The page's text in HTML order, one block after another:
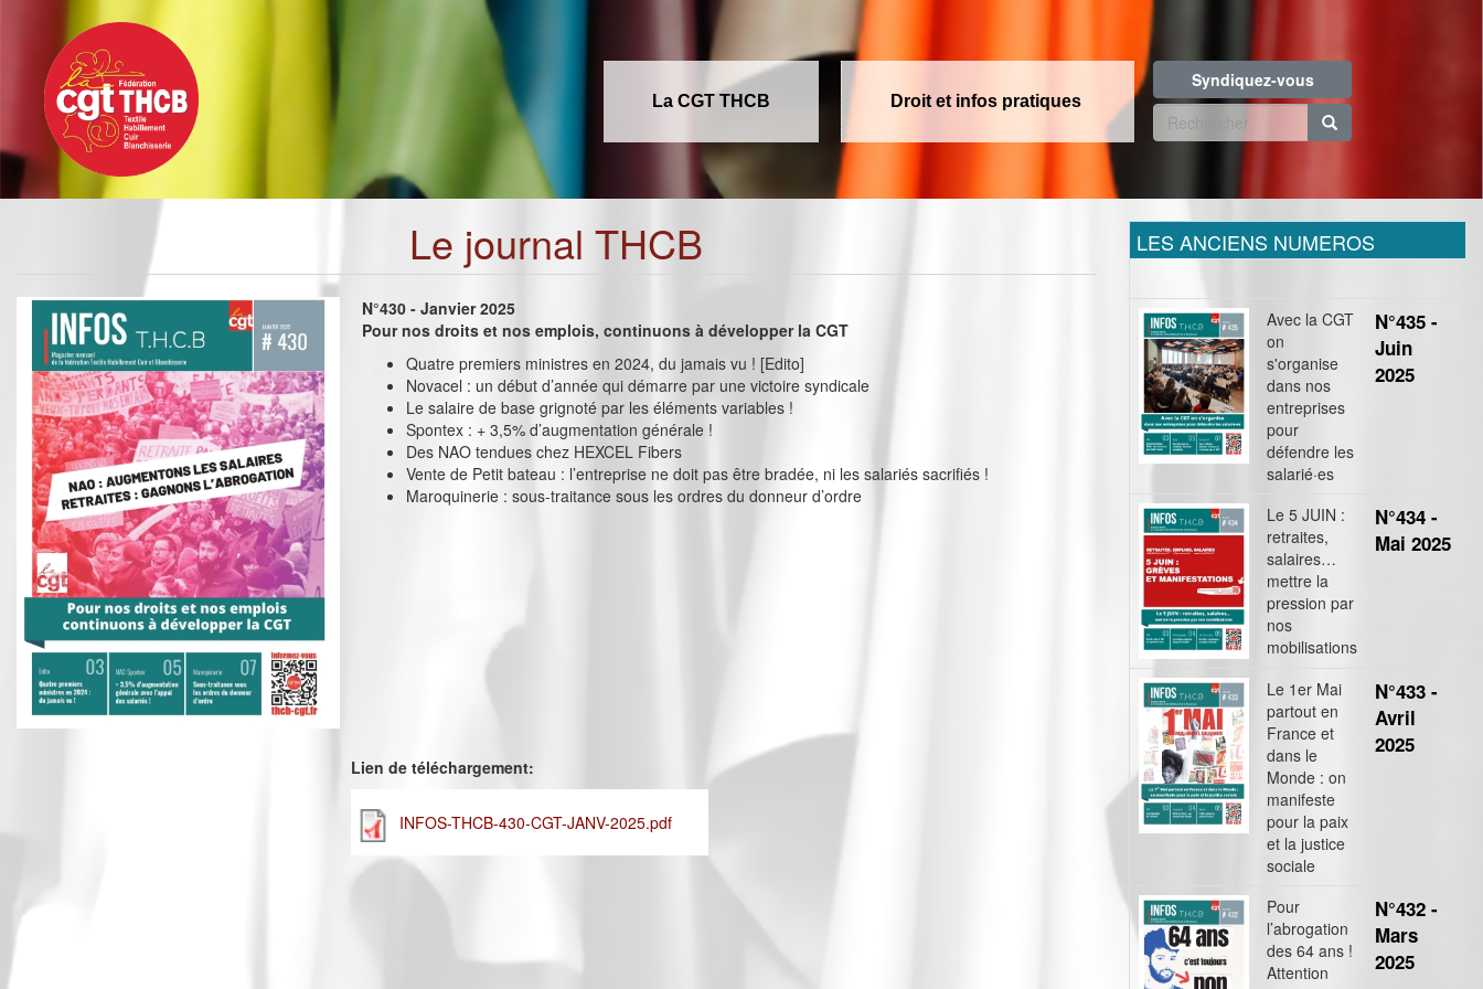
contenu
principal
La CGT THCB Droit et infos pratiques
Syndiquez-vous
Formulaire
recherche
Le journal THCB
N°430 - Janvier 2025
Pour nos droits et nos emplois, continuons à développer la CGT
Quatre premiers ministres en 2024, du jamais vu ! [Edito]
Novacel : un début d’année qui démarre par une victoire syndicale
Le salaire de base grignoté par les éléments variables !
Spontex : + 3,5% d’augmentation générale !
Des NAO tendues chez HEXCEL Fibers
Vente de Petit bateau : l’entreprise ne doit pas être bradée, ni les salariés sacrifiés !
Maroquinerie : sous-traitance sous les ordres du donneur d’ordre
Lien de téléchargement:
INFOS-THCB-430-CGT-JANV-2025.pdf
LES ANCIENS NUMEROS
Avec la CGT
on
s'organise
dans nos
entreprises
pour
défendre les
salarié·es
N°435 -
Juin
2025
Le 5 JUIN :
retraites,
salaires…
mettre la
pression par
nos
mobilisations
N°434 -
Mai 2025
Le 1er Mai
partout en
France et
dans le
Monde : on
manifeste
pour la paix
et la justice
sociale
N°433 -
Avril
2025
Pour
l’abrogation
des 64 ans !
Attention
N°432 -
Mars
2025